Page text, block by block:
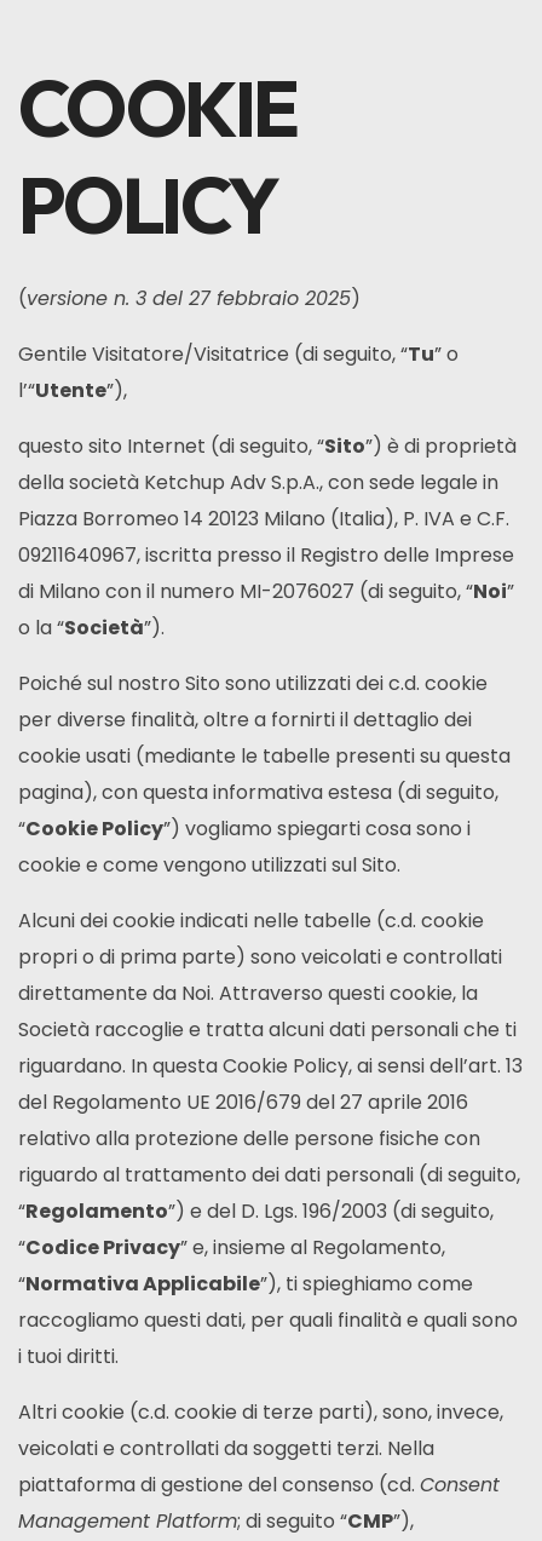
COOKIE
POLICY
(versione n. 3 del 27 febbraio 2025)
Gentile Visitatore/Visitatrice (di seguito, “Tu” o
l’“Utente”),
questo sito Internet (di seguito, “Sito”) è di proprietà
della società Ketchup Adv S.p.A., con sede legale in
Piazza Borromeo 14 20123 Milano (Italia), P. IVA e C.F.
09211640967, iscritta presso il Registro delle Imprese
di Milano con il numero MI-2076027 (di seguito, “Noi”
o la “Società”).
Poiché sul nostro Sito sono utilizzati dei c.d. cookie
per diverse finalità, oltre a fornirti il dettaglio dei
cookie usati (mediante le tabelle presenti su questa
pagina), con questa informativa estesa (di seguito,
“Cookie Policy”) vogliamo spiegarti cosa sono i
cookie e come vengono utilizzati sul Sito.
Alcuni dei cookie indicati nelle tabelle (c.d. cookie
propri o di prima parte) sono veicolati e controllati
direttamente da Noi. Attraverso questi cookie, la
Società raccoglie e tratta alcuni dati personali che ti
riguardano. In questa Cookie Policy, ai sensi dell’art. 13
del Regolamento UE 2016/679 del 27 aprile 2016
relativo alla protezione delle persone fisiche con
riguardo al trattamento dei dati personali (di seguito,
“Regolamento”) e del D. Lgs. 196/2003 (di seguito,
“Codice Privacy” e, insieme al Regolamento,
“Normativa Applicabile”), ti spieghiamo come
raccogliamo questi dati, per quali finalità e quali sono
i tuoi diritti.
Altri cookie (c.d. cookie di terze parti), sono, invece,
veicolati e controllati da soggetti terzi. Nella
piattaforma di gestione del consenso (cd. Consent
Management Platform; di seguito “CMP”),